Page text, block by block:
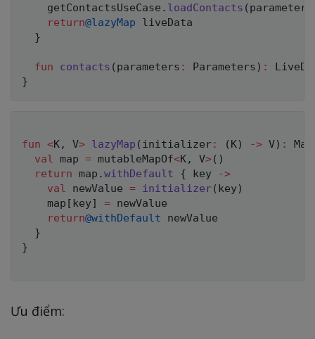
    getContactsUseCase
. loadContacts ( parameters
return@lazyMap liveData
}
fun contacts ( parameters : Parameters ) :
}
fun <K, V> lazyMap ( initializer: ( K) -> V) : Map
val
map = mutableMapOf<K, V>( )
return map .withDefault { key
->
val
newValue = initializer( key)
    map
[key] = newValue
return@withDefault newValue
}
}
Ưu điểm: